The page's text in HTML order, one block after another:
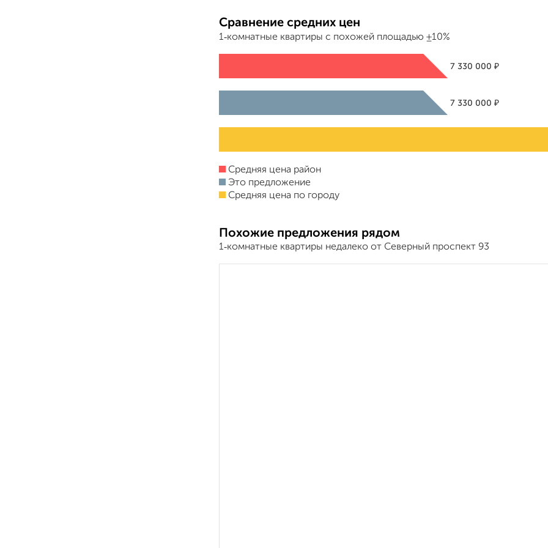
Сравнение средних цен
1‑комнатные квартиры с похожей площадью ±10%
7 330 000 ₽
7 330 000 ₽
Средняя цена район
Это предложение
Средняя цена по городу
Похожие предложения рядом
1‑комнатные квартиры недалеко от Северный проспект 93